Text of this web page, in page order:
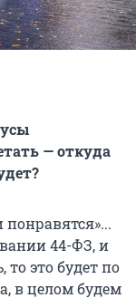
— откуда
понравятся»...
44-ФЗ, и
это будет по
в целом будем